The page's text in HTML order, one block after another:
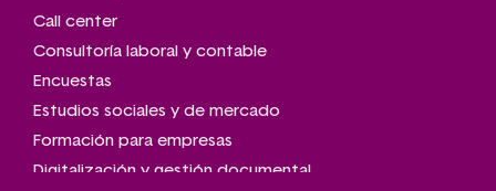
Call center
Consultoría laboral y contable
Encuestas
Estudios sociales y de mercado
Formación para empresas
Digitalización y gestión documental